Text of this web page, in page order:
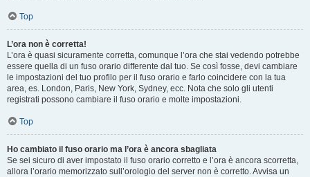
Top
L’ora non è corretta!
L’ora è quasi sicuramente corretta, comunque l’ora che stai vedendo potrebbe
essere quella di un fuso orario differente dal tuo. Se così fosse, devi cambiare
le impostazioni del tuo profilo per il fuso orario e farlo coincidere con la tua
area, es. London, Paris, New York, Sydney, ecc. Nota che solo gli utenti
registrati possono cambiare il fuso orario e molte impostazioni.
Top
Ho cambiato il fuso orario ma l’ora è ancora sbagliata
Se sei sicuro di aver impostato il fuso orario corretto e l’ora è ancora scorretta,
allora l’orario memorizzato sull’orologio del server non è corretto. Avvisa un